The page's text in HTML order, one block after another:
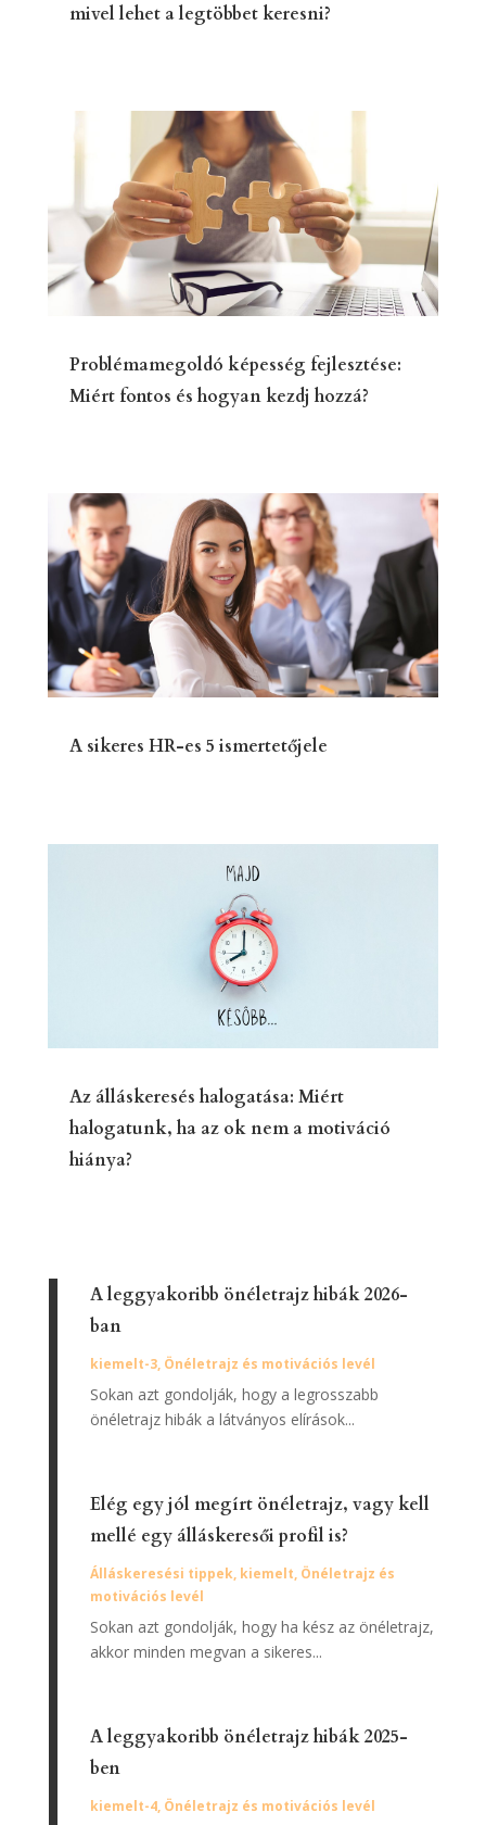
mivel lehet a legtöbbet keresni?
Problémamegoldó képesség fejlesztése:
Miért fontos és hogyan kezdj hozzá?
A sikeres HR-es 5 ismertetőjele
Az álláskeresés halogatása: Miért
halogatunk, ha az ok nem a motiváció
hiánya?
A leggyakoribb önéletrajz hibák 2026-
ban
kiemelt-3, Önéletrajz és motivációs levél
Sokan azt gondolják, hogy a legrosszabb
önéletrajz hibák a látványos elírások...
Elég egy jól megírt önéletrajz, vagy kell
mellé egy álláskeresői profil is?
Álláskeresési tippek, kiemelt, Önéletrajz és
motivációs levél
Sokan azt gondolják, hogy ha kész az önéletrajz,
akkor minden megvan a sikeres...
A leggyakoribb önéletrajz hibák 2025-
ben
kiemelt-4, Önéletrajz és motivációs levél